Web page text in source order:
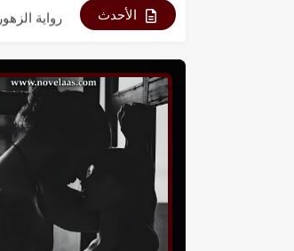
الأحدث رواية
رواية
رواية
رواية
رواية
رواية